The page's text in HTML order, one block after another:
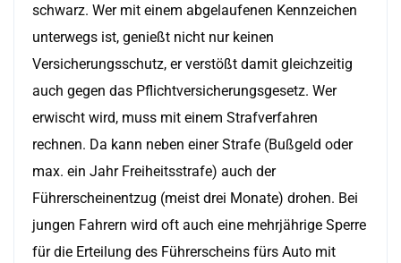
schwarz. Wer mit einem abgelaufenen Kennzeichen
unterwegs ist, genießt nicht nur keinen
Versicherungsschutz, er verstößt damit gleichzeitig
auch gegen das Pflichtversicherungsgesetz. Wer
erwischt wird, muss mit einem Strafverfahren
rechnen. Da kann neben einer Strafe (Bußgeld oder
max. ein Jahr Freiheitsstrafe) auch der
Führerscheinentzug (meist drei Monate) drohen. Bei
jungen Fahrern wird oft auch eine mehrjährige Sperre
für die Erteilung des Führerscheins fürs Auto mit